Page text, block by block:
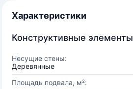
Характеристики
Конструктивные элементы
Несущие стены:
Деревянные
Площадь подвала, м²: